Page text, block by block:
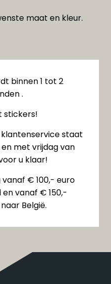
maat en kleur.
binnen 1 tot 2
.
stickers!
klantenservice staat
met vrijdag van
u klaar!
€ 100,- euro
vanaf € 150,-
België.